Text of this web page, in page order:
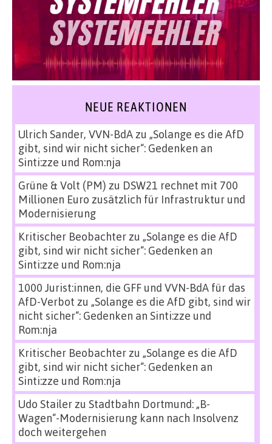
NEUE REAKTIONEN
Ulrich Sander, VVN-BdAzu „Solange es die AfD
gibt, sind wir nicht sicher“: Gedenken an
Sinti:zze und Rom:nja
Grüne & Volt (PM) zu DSW21 rechnet mit 700
Millionen Euro zusätzlich für Infrastruktur und
Modernisierung
Kritischer Beobachterzu „Solange es die AfD
gibt, sind wir nicht sicher“: Gedenken an
Sinti:zze und Rom:nja
1000 Jurist:innen, die GFF und VVN-BdA für das
AfD-Verbot zu „Solange es die AfD gibt, sind wir
nicht sicher“: Gedenken an Sinti:zze und
Rom:nja
Kritischer Beobachterzu „Solange es die AfD
gibt, sind wir nicht sicher“: Gedenken an
Sinti:zze und Rom:nja
Udo Stailerzu Stadtbahn Dortmund: „B-
Wagen“-Modernisierung kann nach Insolvenz
doch weitergehen